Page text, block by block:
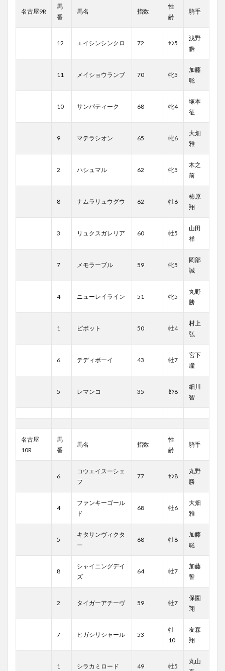
名古屋9R
馬
番
馬名 指数
性
齢
騎手
12 エイシンシンクロ 72 ｾﾝ5
浅野
皓
11 メイショウランブ 70 牝5
加藤
聡
10 サンパティーク 68 牝4
塚本
征
9 マテラシオン 65 牝6
大畑
雅
2 ハシュマル 62 牝5
木之
前
8 ナムラリュウグウ 62 牡6
柿原
翔
3 リュクスガレリア 60 牡5
山田
祥
7 メモラーブル 59 牝5
岡部
誠
4 ニューレイライン 51 牝5
丸野
勝
1 ピボット 50 牡4
村上
弘
6 テディボーイ 43 牡7
宮下
瞳
5 レマンコ 35 ｾﾝ8
細川
智
名古屋
10R
馬
番
馬名 指数
性
齢
騎手
6
コウエイスーシェ
フ
77 ｾﾝ8
丸野
勝
4
ファンキーゴール
ド
68 牡6
大畑
雅
5
キタサンヴィクタ
ー
68 牡8
加藤
聡
8
シャイニングデイ
ズ
64 牡7
加藤
誓
2 タイガーアチーヴ 59 牡7
保園
翔
7 ヒガシリシャール 53
牡
10
友森
翔
1 シラカミロード 49 牡5
丸山